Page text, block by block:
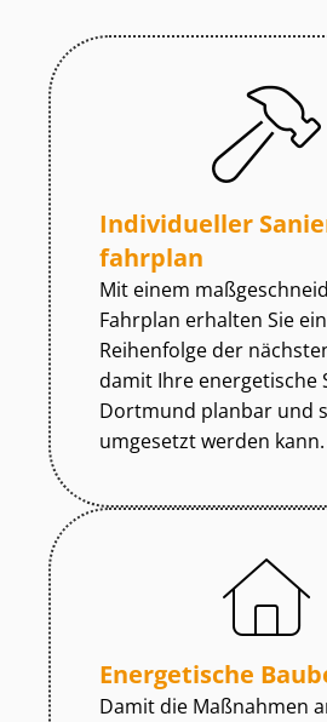
Individueller
fahr­plan
Mit einem
Fahrplan erhalten Sie
Reihenfolge der
damit Ihre energetische
Dortmund planbar und
umgesetzt werden kann.
Energetische
Damit die Maßnahmen